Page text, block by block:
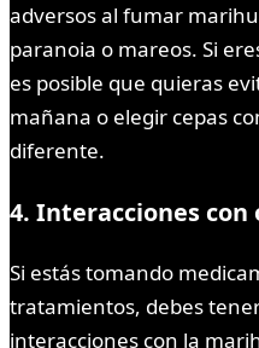
adversos al fumar
paranoia o mareos. Si
es posible que quieras
mañana o elegir cepas
diferente.
4. Interacciones
Si estás tomando
tratamientos, debes
interacciones con la